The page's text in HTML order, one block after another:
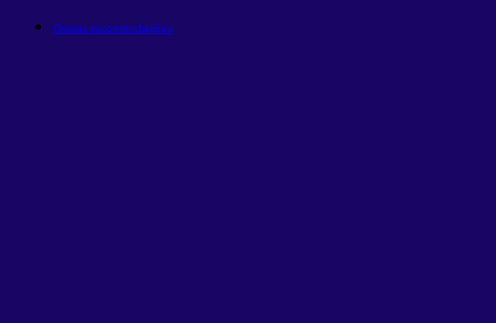
Outras recomendações